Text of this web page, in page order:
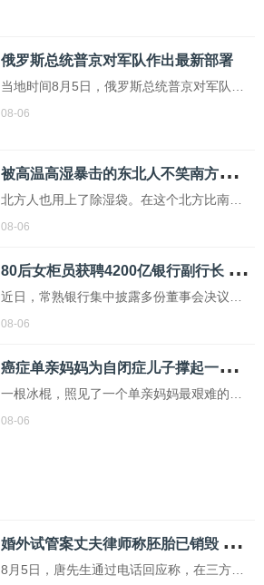
俄罗斯总统普京对军队作出最新部署
当地时间8月5日，俄罗斯总统普京对军队作
出最新部署，其中包括成立新的无人系统部
08-06
被
高温高湿暴击的东北人不笑南方人了 北方也用上除湿袋
北方人也用上了除湿袋。在这个北方比南方
还湿热的夏天，“辽宁人去广东避暑”不再是一
08-06
8
0后女柜员获聘4200亿银行副行长 从柜员到高管的励志之路
近日，常熟银行集中披露多份董事会决议公
告，涉及核心管理层聘任、泰州高港兴福村
事项。其中，朱娟被聘为副行长，刘煜被任
命为首席信息官。朱娟是一名“80后”，拥有本
科学历和硕士学位，是一位经济师
08-06
癌
症单亲妈妈为自闭症儿子撑起一个家 母爱的力量
一根冰棍，照见了一个单亲妈妈最艰难的日
子。河南濮阳的崔女士带着10岁的自闭症儿
08-06
婚
外试管案丈夫律师称胚胎已销毁 男方独家回应
8月5日，唐先生通过电话回应称，在三方律